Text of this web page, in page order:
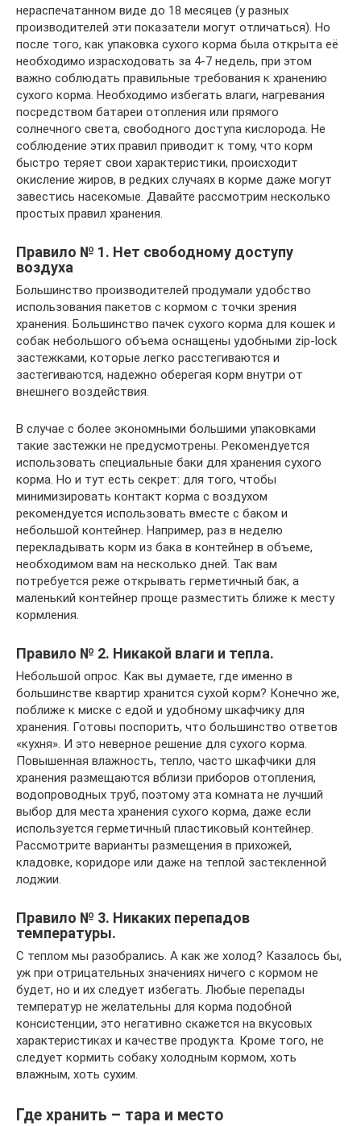
нераспечатанном виде до 18 месяцев (у разных
производителей эти показатели могут отличаться). Но
после того, как упаковка сухого корма была открыта её
необходимо израсходовать за 4-7 недель, при этом
важно соблюдать правильные требования к хранению
сухого корма. Необходимо избегать влаги, нагревания
посредством батареи отопления или прямого
солнечного света, свободного доступа кислорода. Не
соблюдение этих правил приводит к тому, что корм
быстро теряет свои характеристики, происходит
окисление жиров, в редких случаях в корме даже могут
завестись насекомые. Давайте рассмотрим несколько
простых правил хранения.
Правило № 1. Нет свободному доступу
воздуха
Большинство производителей продумали удобство
использования пакетов с кормом с точки зрения
хранения. Большинство пачек сухого корма для кошек и
собак небольшого объема оснащены удобными zip-lock
застежками, которые легко расстегиваются и
застегиваются, надежно оберегая корм внутри от
внешнего воздействия.
В случае с более экономными большими упаковками
такие застежки не предусмотрены. Рекомендуется
использовать специальные баки для хранения сухого
корма. Но и тут есть секрет: для того, чтобы
минимизировать контакт корма с воздухом
рекомендуется использовать вместе с баком и
небольшой контейнер. Например, раз в неделю
перекладывать корм из бака в контейнер в объеме,
необходимом вам на несколько дней. Так вам
потребуется реже открывать герметичный бак, а
маленький контейнер проще разместить ближе к месту
кормления.
Правило № 2. Никакой влаги и тепла.
Небольшой опрос. Как вы думаете, где именно в
большинстве квартир хранится сухой корм? Конечно же,
поближе к миске с едой и удобному шкафчику для
хранения. Готовы поспорить, что большинство ответов
«кухня». И это неверное решение для сухого корма.
Повышенная влажность, тепло, часто шкафчики для
хранения размещаются вблизи приборов отопления,
водопроводных труб, поэтому эта комната не лучший
выбор для места хранения сухого корма, даже если
используется герметичный пластиковый контейнер.
Рассмотрите варианты размещения в прихожей,
кладовке, коридоре или даже на теплой застекленной
лоджии.
Правило № 3. Никаких перепадов
температуры.
С теплом мы разобрались. А как же холод? Казалось бы,
уж при отрицательных значениях ничего с кормом не
будет, но и их следует избегать. Любые перепады
температур не желательны для корма подобной
консистенции, это негативно скажется на вкусовых
характеристиках и качестве продукта. Кроме того, не
следует кормить собаку холодным кормом, хоть
влажным, хоть сухим.
Где хранить – тара и место